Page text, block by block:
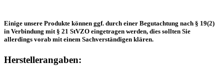
Einige unsere Produkte können ggf. durch einer Begutachtung nach § 19(2)
in Verbindung mit § 21 StVZO eingetragen werden, dies sollten Sie
allerdings vorab mit einem Sachverständigen klären.
Herstellerangaben: